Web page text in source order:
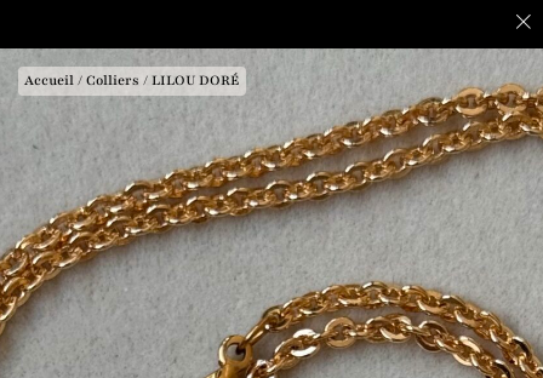
Accueil / Colliers / LILOU DORÉ